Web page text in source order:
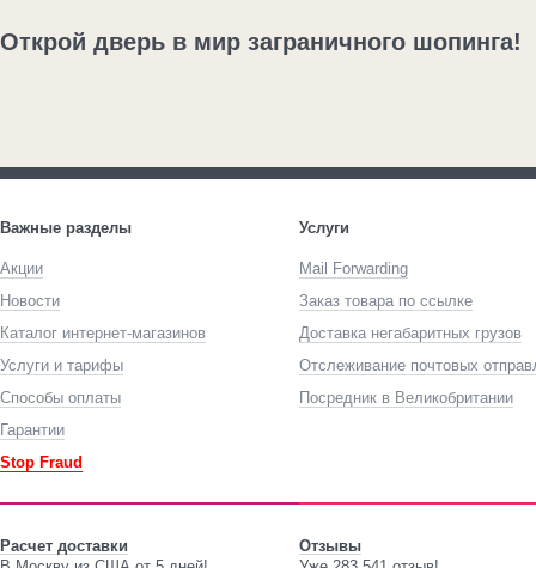
Открой дверь в мир заграничного шопинга!
Важные разделы
Акции
Новости
Каталог интернет-магазинов
Услуги и тарифы
Способы оплаты
Гарантии
Stop Fraud
Услуги
Mail Forwarding
Заказ товара по ссылке
Доставка негабаритных грузов
Отслеживание почтовых
Посредник в Великобритании
Расчет доставки
Отзывы